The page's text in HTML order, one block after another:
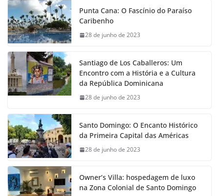
Punta Cana: O Fascínio do Paraíso
Caribenho
28 de junho de 2023
Santiago de Los Caballeros: Um
Encontro com a História e a Cultura
da República Dominicana
28 de junho de 2023
Santo Domingo: O Encanto Histórico
da Primeira Capital das Américas
28 de junho de 2023
Owner’s Villa: hospedagem de luxo
na Zona Colonial de Santo Domingo